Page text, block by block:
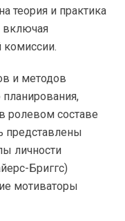
теория и практика
включая
комиссии.
и методов
планирования,
ролевом составе
представлены
личности
Бриггс)
мотиваторы